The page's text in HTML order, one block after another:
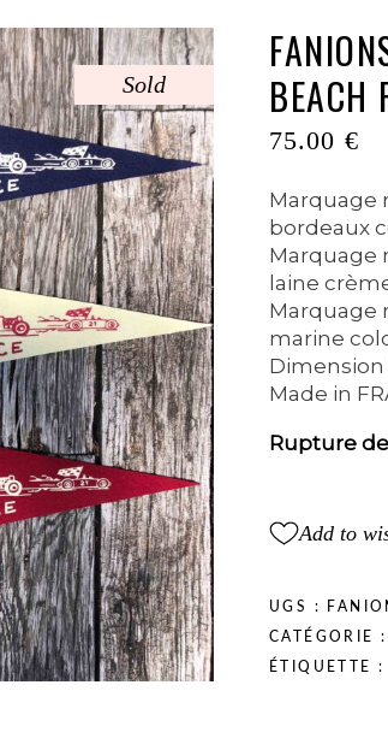
Sold
BEACH
75.00 €
Marquage
bordeaux
Marquage
laine
Marquage
marine
Dimension
Made in
Rupture
Add to
UGS :
CATÉGORIE :
ÉTIQUETTE :